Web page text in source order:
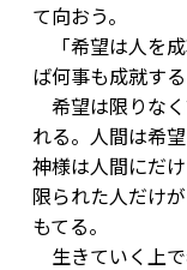
て向おう。
「希望は人を
ば何事も成就す
希望は限りなく
れる。人間は希
神様は人間にだ
限られた人だけ
もてる。
生きていく上